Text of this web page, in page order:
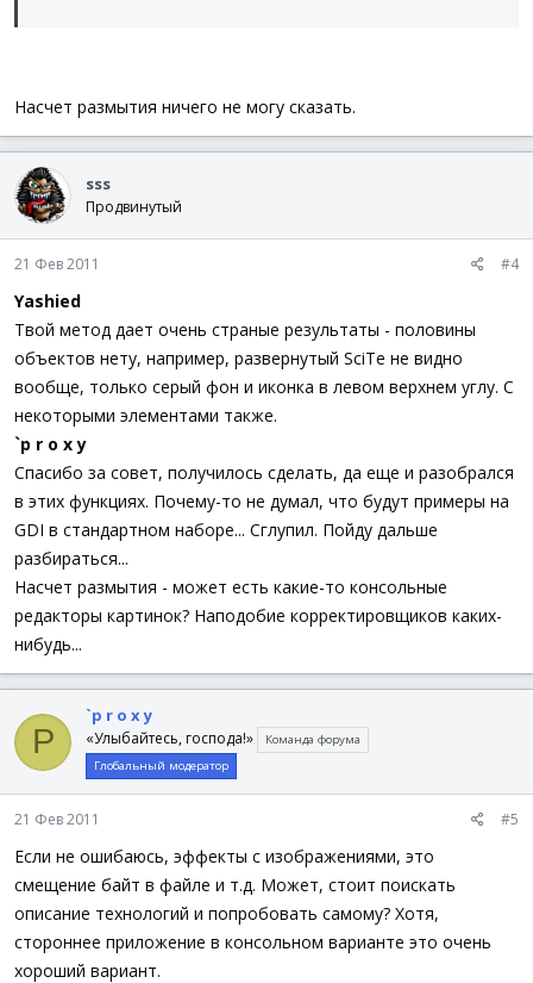
Насчет размытия ничего не могу сказать.
sss
Продвинутый
21 Фев 2011 #4
Yashied
Твой метод дает очень страные результаты - половины
объектов нету, например, развернутый SciTe не видно
вообще, только серый фон и иконка в левом верхнем углу. С
некоторыми элементами также.
`p r o x y
Спасибо за совет, получилось сделать, да еще и разобрался
в этих функциях. Почему-то не думал, что будут примеры на
GDI в стандартном наборе... Сглупил. Пойду дальше
разбираться...
Насчет размытия - может есть какие-то консольные
редакторы картинок? Наподобие корректировщиков каких-
нибудь...
P
`p r o x y
«Улыбайтесь, господа!»
Команда форума
Глобальный модератор
21 Фев 2011 #5
Если не ошибаюсь, эффекты с изображениями, это
смещение байт в файле и т.д. Может, стоит поискать
описание технологий и попробовать самому? Хотя,
стороннее приложение в консольном варианте это очень
хороший вариант.